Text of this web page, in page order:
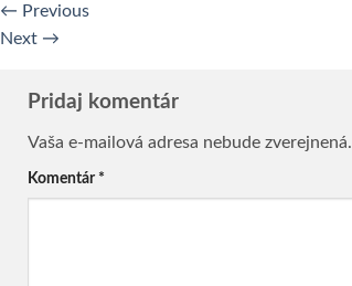
← Previous
Next →
Pridaj komentár
Vaša e-mailová adresa nebude zverejnená.
Komentár *